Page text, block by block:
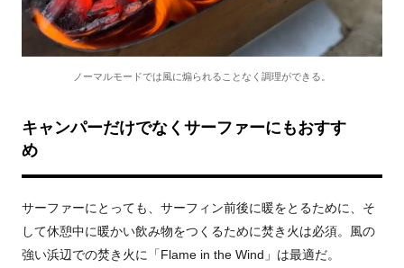
ノーマルモードでは風に煽られることなく調理ができる。
キャンパーだけでなくサーファーにもおすす
サーファーにとっても、サーフィン前後に暖をとるために、そ
して休憩中に暖かい飲み物をつくるために焚き火は必須。風の
強い浜辺での焚き火に「Flame in the Wind」は最適だ。